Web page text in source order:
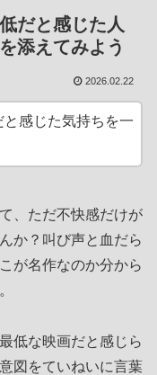
だと感じた人
添えてみよう
2026.02.22
感じた気持ちを一
、ただ不快感だけが
か？叫び声と血だら
が名作なのか分から
低な映画だと感じら
図をていねいに言葉